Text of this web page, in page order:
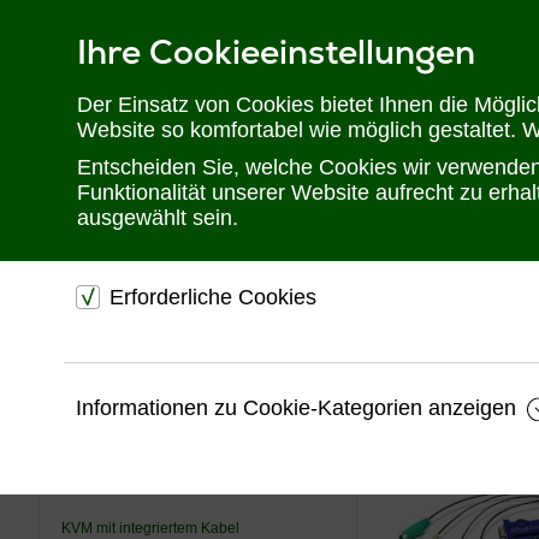
Ihre Cookieeinstellungen
Der Einsatz von Cookies bietet Ihnen die
Website so komfortabel wie möglich gestaltet.
Entscheiden Sie, welche Cookies wir
Funktionalität unserer Website aufrecht zu
ausgewählt sein.
Erforderliche Cookies
Website.
Informationen zu Cookie-Kategorien anzeigen
Telefon: 02302 28 28 30
USV
KVM mit integriertem Kabel